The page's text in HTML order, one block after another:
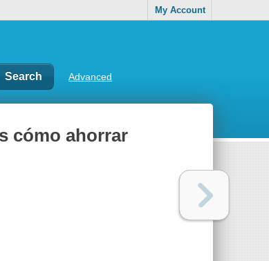
My Account
Advanced
cómo ahorrar